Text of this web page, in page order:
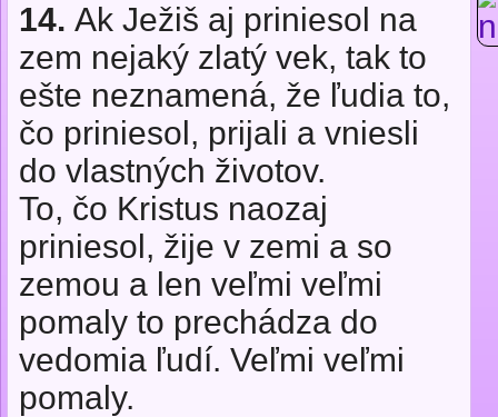
14. Ak Ježiš aj priniesol na
zem nejaký zlatý vek, tak to
ešte neznamená, že ľudia to,
čo priniesol, prijali a vniesli
do vlastných životov.
To, čo Kristus naozaj
priniesol, žije v zemi a so
zemou a len veľmi veľmi
pomaly to prechádza do
vedomia ľudí. Veľmi veľmi
pomaly.